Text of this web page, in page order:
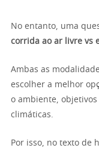
No entanto, uma
corrida ao ar livre vs
Ambas as
escolher a melhor
o ambiente, objetivos
climáticas.
Por isso, no texto de